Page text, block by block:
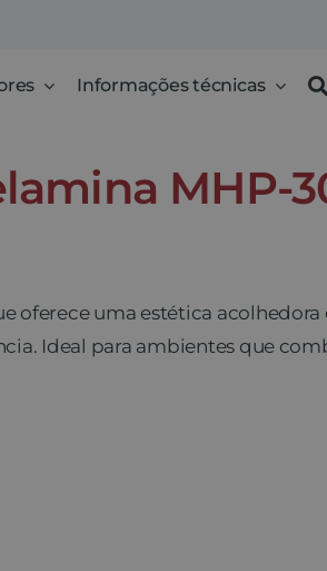
Informações técnicas
MHP-
oferece uma estética acolhedora
Ideal para ambientes que